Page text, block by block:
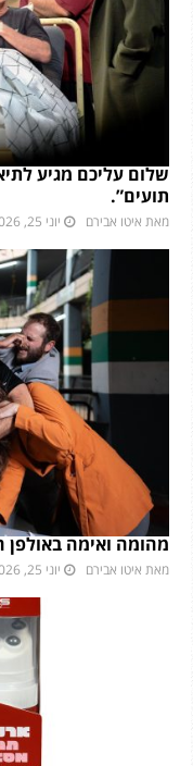
שלום עליכם מגיע
תועים”.
מאת איטו אבירם יוני 25, 2026
מהומה ואימה באולפן
מאת איטו אבירם יוני 25, 2026